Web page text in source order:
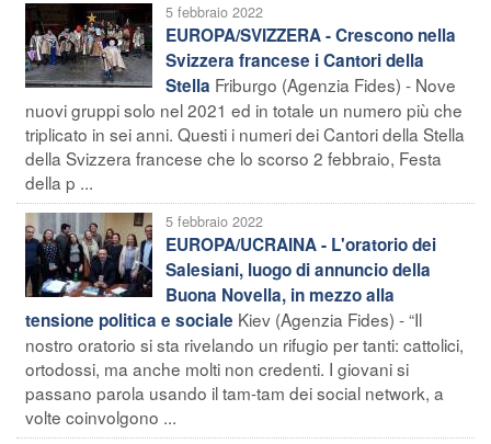
5 febbraio 2022
EUROPA/SVIZZERA - Crescono nella
Svizzera francese i Cantori della
Stella Friburgo (Agenzia Fides) - Nove
nuovi gruppi solo nel 2021 ed in totale un numero più che
triplicato in sei anni. Questi i numeri dei Cantori della Stella
della Svizzera francese che lo scorso 2 febbraio, Festa
della p ...
5 febbraio 2022
EUROPA/UCRAINA - L'oratorio dei
Salesiani, luogo di annuncio della
Buona Novella, in mezzo alla
tensione politica e sociale Kiev (Agenzia Fides) - “Il
nostro oratorio si sta rivelando un rifugio per tanti: cattolici,
ortodossi, ma anche molti non credenti. I giovani si
passano parola usando il tam-tam dei social network, a
volte coinvolgono ...